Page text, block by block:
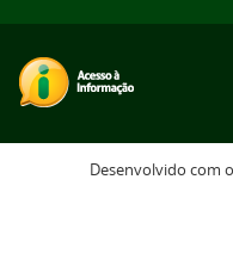
Desenvolvido com